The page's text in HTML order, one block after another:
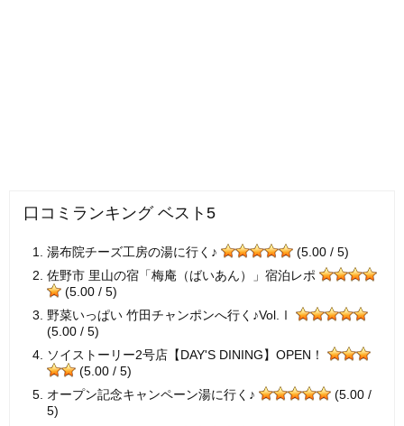
口コミランキング ベスト5
湯布院チーズ工房の湯に行く♪
(5.00 / 5)
佐野市 里山の宿「梅庵（ばいあん）」宿泊レポ
(5.00 / 5)
野菜いっぱい 竹田チャンポンへ行く♪Vol.Ⅰ
(5.00 / 5)
ソイストーリー2号店【DAY'S DINING】OPEN！
(5.00 / 5)
オープン記念キャンペーン湯に行く♪
(5.00 /
5)